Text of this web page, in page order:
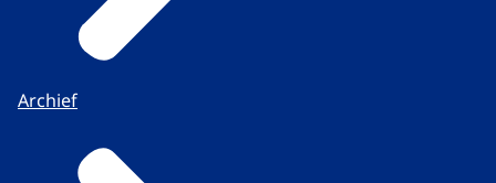
Archief